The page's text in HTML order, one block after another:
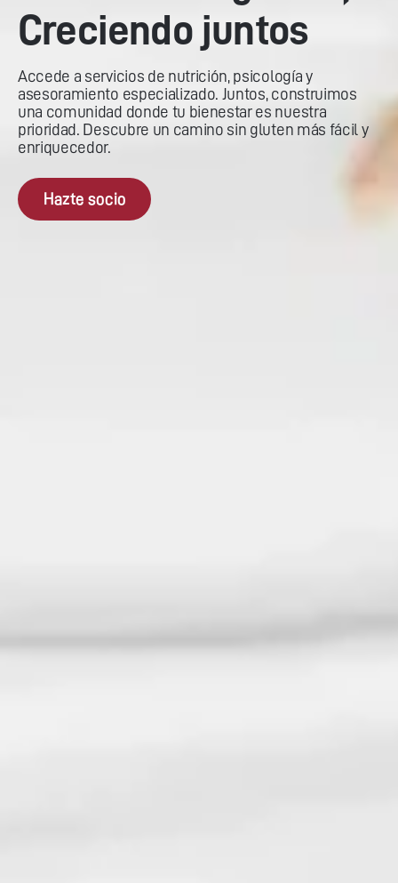
Creciendo juntos
Accede a servicios de nutrición, psicología y
asesoramiento especializado. Juntos, construimos
una comunidad donde tu bienestar es nuestra
prioridad. Descubre un camino sin gluten más fácil y
enriquecedor.
Hazte socio